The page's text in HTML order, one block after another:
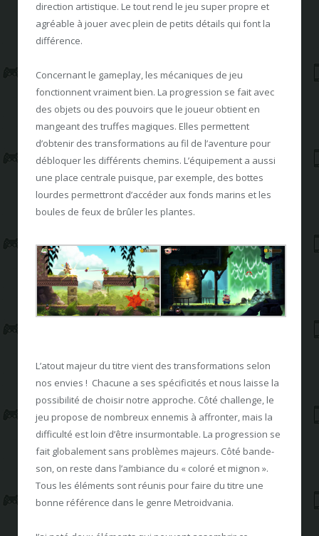
direction artistique. Le tout rend le jeu super propre et
agréable à jouer avec plein de petits détails qui font la
différence.
Concernant le gameplay, les mécaniques de jeu
fonctionnent vraiment bien. La progression se fait avec
des objets ou des pouvoirs que le joueur obtient en
mangeant des truffes magiques. Elles permettent
d’obtenir des transformations au fil de l’aventure pour
débloquer les différents chemins. L’équipement a aussi
une place centrale puisque, par exemple, des bottes
lourdes permettront d’accéder aux fonds marins et les
boules de feux de brûler les plantes.
L’atout majeur du titre vient des transformations selon
nos envies ! Chacune a ses spécificités et nous laisse la
possibilité de choisir notre approche. Côté challenge, le
jeu propose de nombreux ennemis à affronter, mais la
difficulté est loin d’être insurmontable. La progression se
fait globalement sans problèmes majeurs. Côté bande-
son, on reste dans l’ambiance du « coloré et mignon ».
Tous les éléments sont réunis pour faire du titre une
bonne référence dans le genre Metroidvania.